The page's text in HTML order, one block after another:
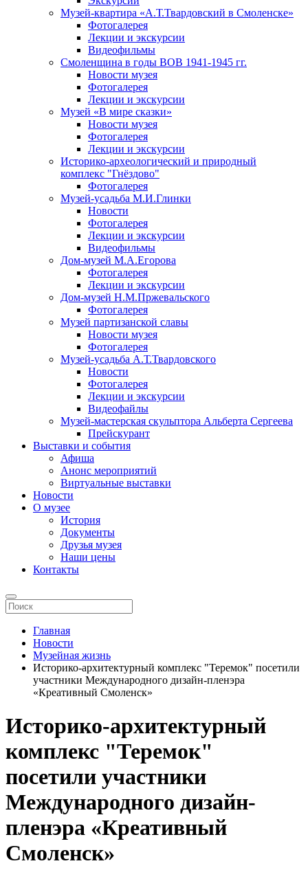
Музей-квартира «А.Т.Твардовский в Смоленске»
Фотогалерея
Лекции и экскурсии
Видеофильмы
Смоленщина в годы ВОВ 1941-1945 гг.
Новости музея
Фотогалерея
Лекции и экскурсии
Музей «В мире сказки»
Новости музея
Фотогалерея
Лекции и экскурсии
Историко-археологический и природный
комплекс "Гнёздово"
Фотогалерея
Музей-усадьба М.И.Глинки
Новости
Фотогалерея
Лекции и экскурсии
Видеофильмы
Дом-музей М.А.Егорова
Фотогалерея
Лекции и экскурсии
Дом-музей Н.М.Пржевальского
Фотогалерея
Музей партизанской славы
Новости музея
Фотогалерея
Музей-усадьба А.Т.Твардовского
Новости
Фотогалерея
Лекции и экскурсии
Видеофайлы
Музей-мастерская скульптора Альберта Сергеева
Прейскурант
Выставки и события
Афиша
Анонс мероприятий
Виртуальные выставки
Новости
О музее
История
Документы
Друзья музея
Наши цены
Контакты
Главная
Новости
Музейная жизнь
Историко-архитектурный комплекс "Теремок" посетили
участники Международного дизайн-пленэра
«Креативный Смоленск»
Историко-архитектурный
комплекс "Теремок"
посетили участники
Международного дизайн-
пленэра «Креативный
Смоленск»